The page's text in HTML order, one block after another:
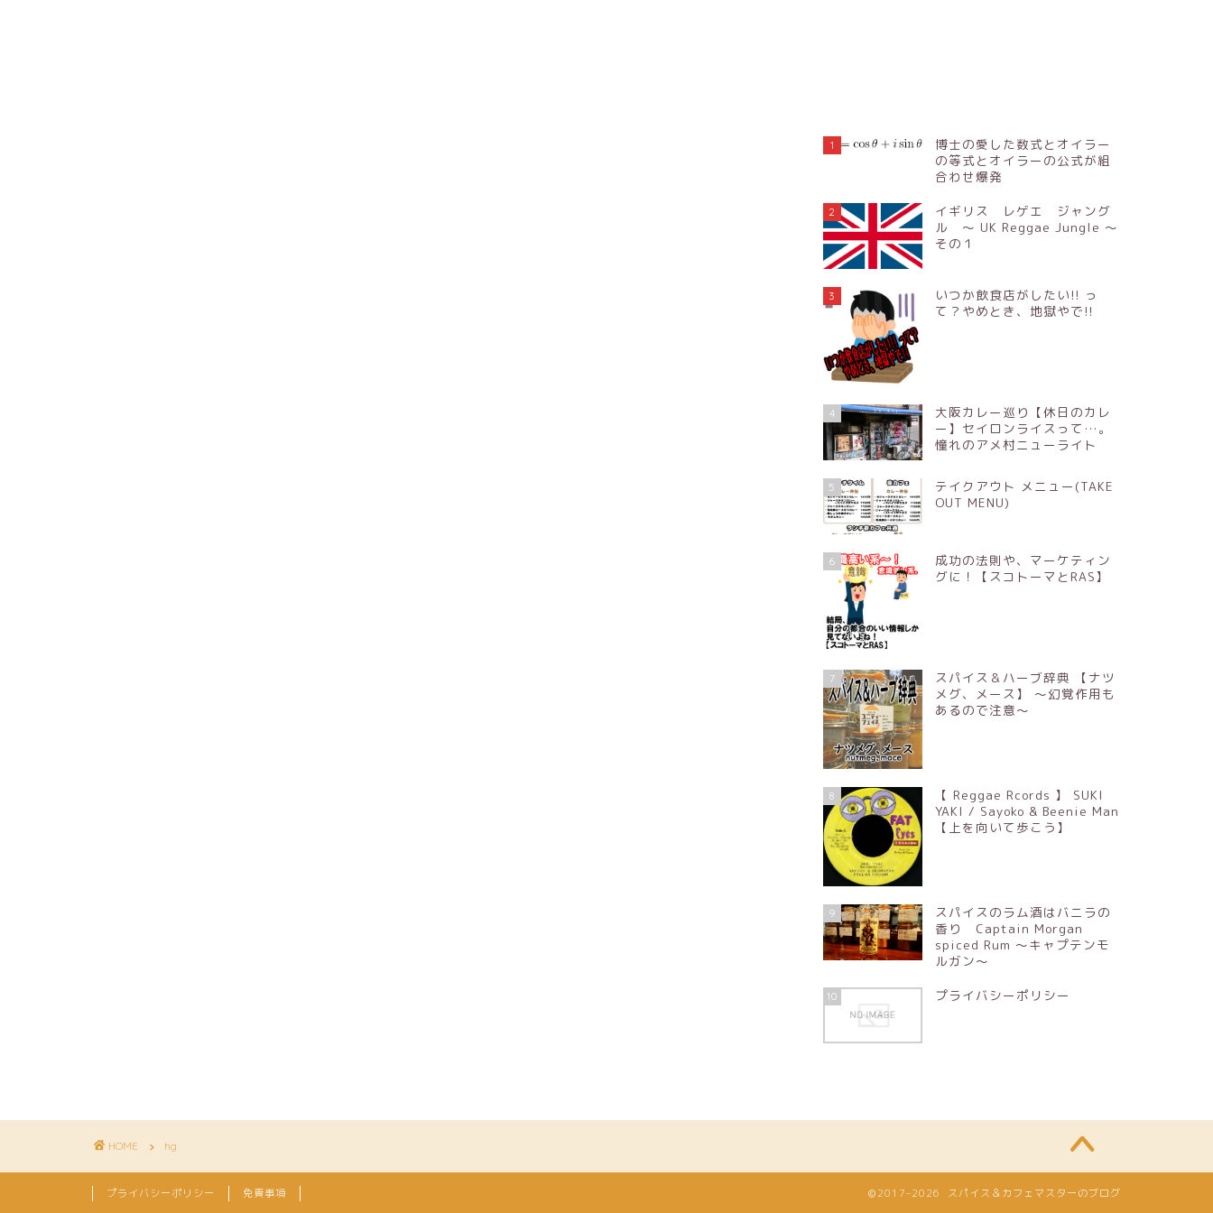
1
博士の愛した数式とオイラー
の等式とオイラーの公式が組
合わせ爆発
2
イギリス レゲエ ジャング
ル ～ UK Reggae Jungle ～
その１
3
いつか飲食店がしたい!! っ
て？やめとき、地獄やで!!
4
大阪カレー巡り【休日のカレ
ー】セイロンライスって…。
憧れのアメ村ニューライト
5
テイクアウト メニュー(TAKE
OUT MENU)
6
成功の法則や、マーケティン
グに！【スコトーマとRAS】
7
スパイス＆ハーブ辞典 【ナツ
メグ、メース】 ～幻覚作用も
あるので注意～
8
【 Reggae Rcords 】 SUKI
YAKI / Sayoko & Beenie Man
【上を向いて歩こう】
9
スパイスのラム酒はバニラの
香り Captain Morgan
spiced Rum ～キャプテンモ
ルガン～
10 プライバシーポリシー
HOME hg
プライバシーポリシー 免責事項 2017–2026 スパイス＆カフェマスターのブログ